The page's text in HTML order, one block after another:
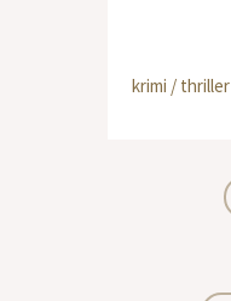
krimi / thriller